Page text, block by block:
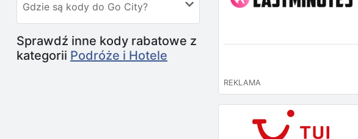
Gdzie są kody do Go City?
Sprawdź inne kody rabatowe z
kategorii Podróże i Hotele
REKLAMA